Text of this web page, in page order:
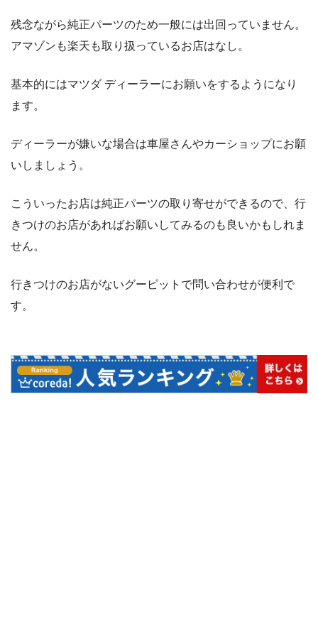
残念ながら純正パーツのため一般には出回っていません。
アマゾンも楽天も取り扱っているお店はなし。
基本的にはマツダ ディーラーにお願いをするようになり
ます。
ディーラーが嫌いな場合は車屋さんやカーショップにお願
いしましょう。
こういったお店は純正パーツの取り寄せができるので、行
きつけのお店があればお願いしてみるのも良いかもしれま
せん。
行きつけのお店がないグーピットで問い合わせが便利で
す。